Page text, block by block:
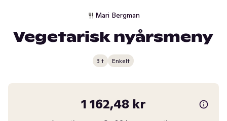
Mari Bergman
Vegetarisk nyårsmeny
3 t Enkelt
1 162,48 kr